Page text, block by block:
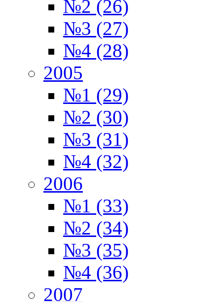
№2 (26)
№3 (27)
№4 (28)
2005
№1 (29)
№2 (30)
№3 (31)
№4 (32)
2006
№1 (33)
№2 (34)
№3 (35)
№4 (36)
2007